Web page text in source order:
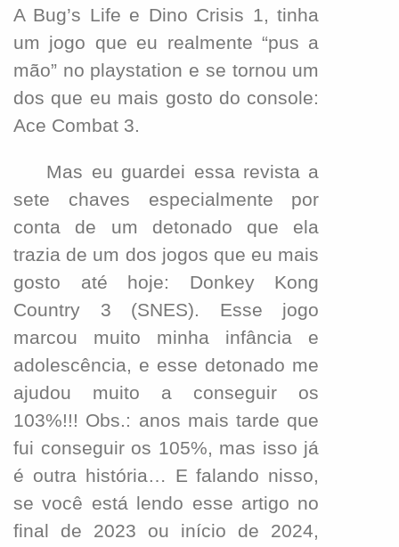
A Bug’s Life e Dino Crisis 1, tinha
um jogo que eu realmente “pus a
mão” no playstation e se tornou um
dos que eu mais gosto do console:
Ace Combat 3.
Mas eu guardei essa revista a
sete chaves especialmente por
conta de um detonado que ela
trazia de um dos jogos que eu mais
gosto até hoje: Donkey Kong
Country 3 (SNES). Esse jogo
marcou muito minha infância e
adolescência, e esse detonado me
ajudou muito a conseguir os
103%!!! Obs.: anos mais tarde que
fui conseguir os 105%, mas isso já
é outra história… E falando nisso,
se você está lendo esse artigo no
final de 2023 ou início de 2024,